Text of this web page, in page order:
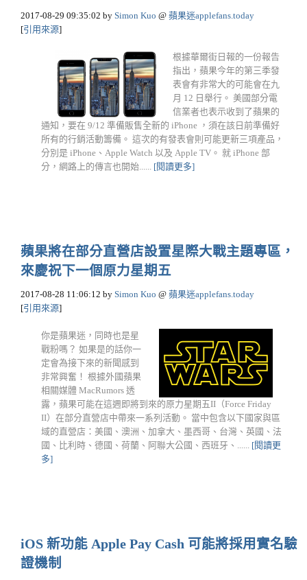
2017-08-29 09:35:02 by Simon Kuo @ 蘋果迷applefans.today
[引用來源]
根據華爾街日報的一份報告
指出，蘋果今年的第三季發
表會有非常大的可能會在九
月 12 日舉行。 美國部分電
信業者也表示收到了蘋果的
通知，要在 9/12 準備販售全新的 iPhone ，須在該日前準備好
所有的行銷活動籌備。 這次的有發表會則可能更新三項產品，
分別是 iPhone、Apple Watch 以及 Apple TV。 就 iPhone 部
分，網路上的傳言也開始...... [閱讀更多]
蘋果將在部分直營店設置星際大戰主題專區，
來慶祝下一個原力星期五
2017-08-28 11:06:12 by Simon Kuo @ 蘋果迷applefans.today
[引用來源]
你是蘋果迷，同時也是星
戰粉嗎？ 如果是的話你一
定會為接下來的新聞感到
非常興奮！ 根據外國蘋果
相關媒體 MacRumors 透
露，蘋果可能在這週即將到來的原力星期五II（Force Friday
II）在部分直營店中帶來一系列活動。 當中包含以下國家與區
域的直營店：美國、澳洲、加拿大、墨西哥、台灣、英國、法
國、比利時、德國、荷蘭、阿聯大公國、西班牙、...... [閱讀更
多]
iOS 新功能 Apple Pay Cash 可能將採用實名驗
證機制